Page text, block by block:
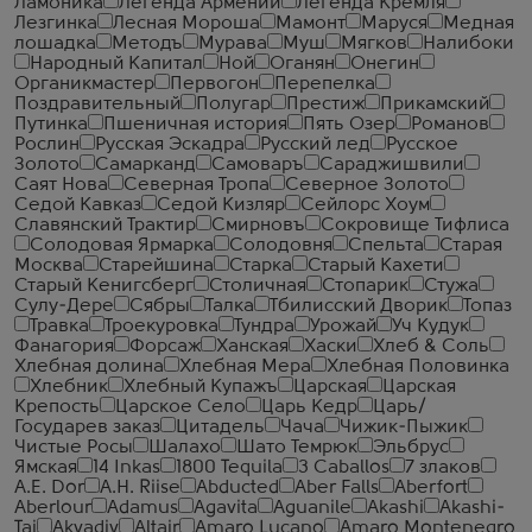
Лезгинка
Лесная Мороша Мамонт Маруся
Медная
лошадка
Методъ Мурава Муш Мягков
Налибоки
Народный Капитал
Ной Оганян
Онегин
Органикмастер
Первогон
Перепелка
Поздравительный
Полугар Престиж
Прикамский
Путинка
Пшеничная история Пять Озер
Романов
Рослин
Русская Эскадра Русский лед
Русское
Золото
Самарканд Самоваръ
Сараджишвили
Саят Нова
Северная Тропа
Северное Золото
Седой Кавказ
Седой Кизляр
Сейлорс Хоум
Славянский Трактир
Смирновъ
Сокровище Тифлиса
Солодовая Ярмарка
Солодовня Спельта
Старая
Москва
Старейшина Старка
Старый Кахети
Старый Кенигсберг
Столичная Стопарик
Стужа
Сулу-Дере
Сябры Талка Тбилисский Дворик
Топаз
Травка
Троекуровка Тундра Урожай
Уч Кудук
Фанагория
Форсаж Ханская Хаски
Хлеб & Соль
Хлебная долина
Хлебная Мера
Хлебная Половинка
Хлебник
Хлебный Купажъ Царская
Царская
Крепость
Царское Село Царь Кедр
Царь/
Государев заказ
Цитадель Чача
Чижик-Пыжик
Чистые Росы
Шалахо Шато Темрюк
Эльбрус
Ямская
14 Inkas 1800 Tequila 3 Caballos
7 злаков
A.E. Dor
A.H. Riise Abducted Aber Falls
Aberfort
Aberlour
Adamus Agavita Aguanile Akashi
Akashi-